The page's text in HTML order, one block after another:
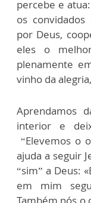
percebe e
os
por Deus,
eles o
plenamente
vinho da
Aprendamos
interior e
“Elevemos o
ajuda a seguir
“sim” a Deus:
em mim